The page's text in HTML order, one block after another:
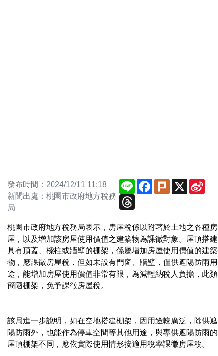
發布時間：2024/12/11 11:18
新聞出處：桃園市政府地方稅務
局
Line Facebook
PlurkX
Threads
桃園市政府地方稅務局表示，房屋稅係以附著於土地之各種房
屋，以及增加該房屋使用價值之建築物為課徵對象。屋頂搭建
具有頂蓋、樑柱或牆壁的棚架，係屬增加房屋使用價值的建築
物，應課徵房屋稅，但如未設有門窗、牆壁，僅供遮陽防雨用
途，能增加房屋使用價值非常有限，為減輕納稅人負擔，此類
簡陋棚架，免予課徵房屋稅。
該局進一步說明，如在空地搭建棚架，因用途較廣泛，除供遮
陽防雨外，也能作為停車空間等其他用途，與專供遮陽防雨的
屋頂棚架不同，應依實際使用情形按適用稅率課徵房屋稅。